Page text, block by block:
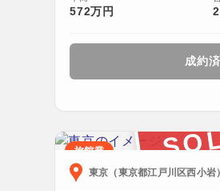
572万円
成約
旅館業
東京（東京都江戸川区西小岩）